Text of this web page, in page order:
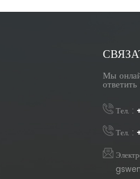
Мы
Тел. :
Тел. :